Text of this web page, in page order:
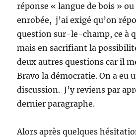
réponse « langue de bois » ou
enrobée, j’ai exigé qu’on
question sur-le-champ, ce à
mais en sacrifiant la
deux autres questions car il
Bravo la démocratie. On a eu
discussion. J’y reviens par
dernier paragraphe.
Alors après quelques